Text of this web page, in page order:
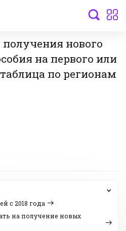
нового
на первого или
по регионам
с 2018 года
на получение новых